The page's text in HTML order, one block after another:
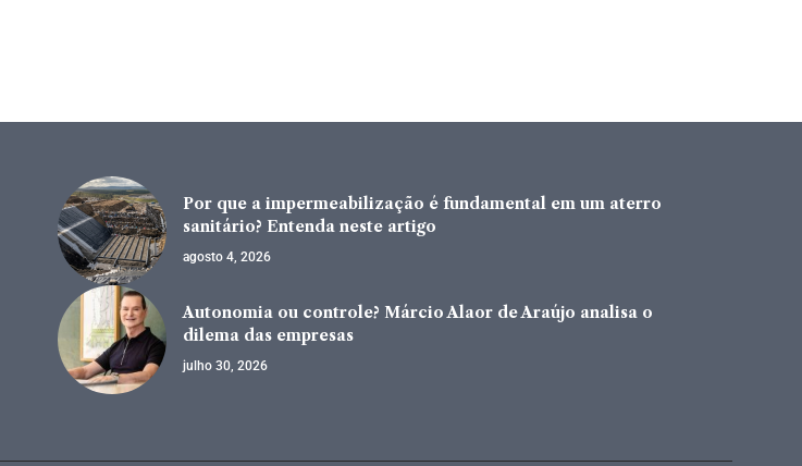
Por que a impermeabilização é fundamental em um aterro
sanitário? Entenda neste artigo
agosto 4, 2026
Autonomia ou controle? Márcio Alaor de Araújo analisa o
dilema das empresas
julho 30, 2026